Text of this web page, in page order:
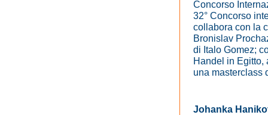
Concorso
32° Concorso
collabora con la
Bronislav
di Italo Gomez;
Handel in Egitto,
una masterclass
Johanka